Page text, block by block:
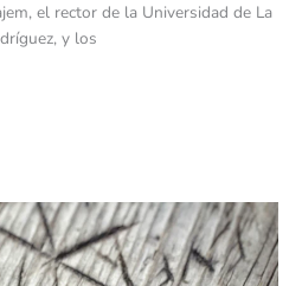
el rector de la Universidad de La
y los